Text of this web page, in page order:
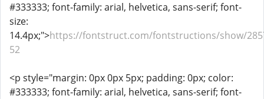
#333333; font-family: arial, helvetica, sans-serif; font-
size:
14.4px;">https://fontstruct.com/fontstructions/show/
52
<p style="margin: 0px 0px 5px; padding: 0px; color:
#333333; font-family: arial, helvetica, sans-serif; font-